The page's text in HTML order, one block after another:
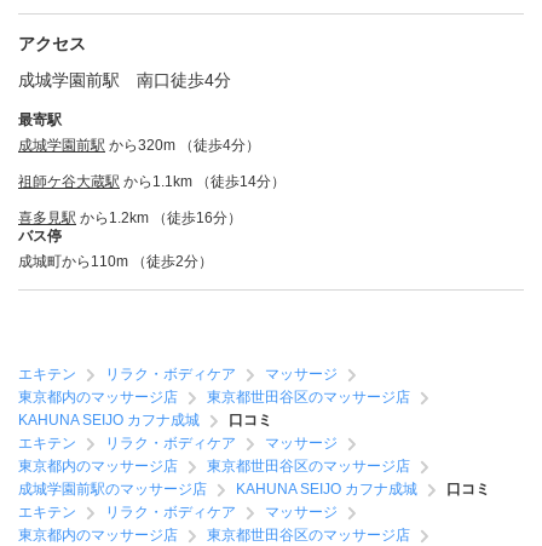
アクセス
成城学園前駅 南口徒歩4分
最寄駅
成城学園前駅 から320m （徒歩4分）
祖師ケ谷大蔵駅 から1.1km （徒歩14分）
喜多見駅 から1.2km （徒歩16分）
バス停
成城町から110m （徒歩2分）
エキテン リラク・ボディケア
マッサージ
東京都内のマッサージ店
東京都世田谷区のマッサージ店
KAHUNA SEIJO カフナ成城
口コミ
エキテン
リラク・ボディケア
マッサージ
東京都内のマッサージ店
東京都世田谷区のマッサージ店
成城学園前駅のマッサージ店
KAHUNA SEIJO カフナ成城
口コミ
エキテン
リラク・ボディケア
マッサージ
東京都内のマッサージ店
東京都世田谷区のマッサージ店